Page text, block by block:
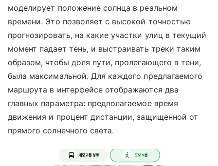
моделирует положение солнца в реальном
времени. Это позволяет с высокой точностью
прогнозировать, на какие участки улиц в текущий
момент падает тень, и выстраивать треки таким
образом, чтобы доля пути, пролегающего в тени,
была максимальной. Для каждого предлагаемого
маршрута в интерфейсе отображаются два
главных параметра: предполагаемое время
движения и процент дистанции, защищенной от
прямого солнечного света.